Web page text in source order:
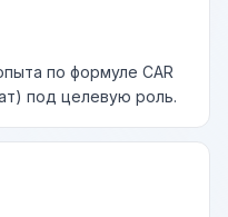
по формуле CAR
под целевую роль.